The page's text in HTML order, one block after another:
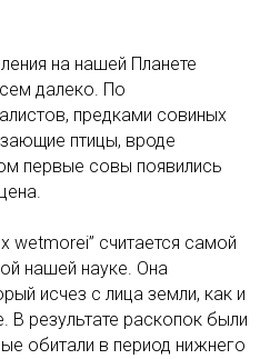
на нашей Планете
далеко. По
предками совиных
птицы, вроде
первые совы появились
wetmorei” считается самой
нашей науке. Она
исчез с лица земли, как и
В результате раскопок были
обитали в период нижнего